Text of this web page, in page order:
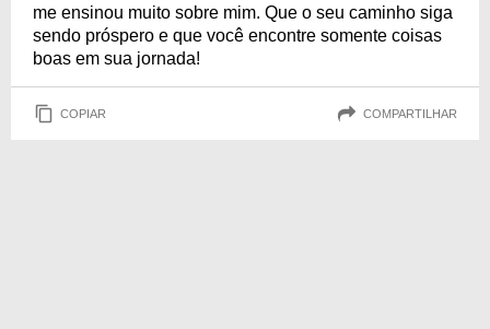
me ensinou muito sobre mim. Que o seu caminho siga
sendo próspero e que você encontre somente coisas
boas em sua jornada!
COPIAR COMPARTILHAR